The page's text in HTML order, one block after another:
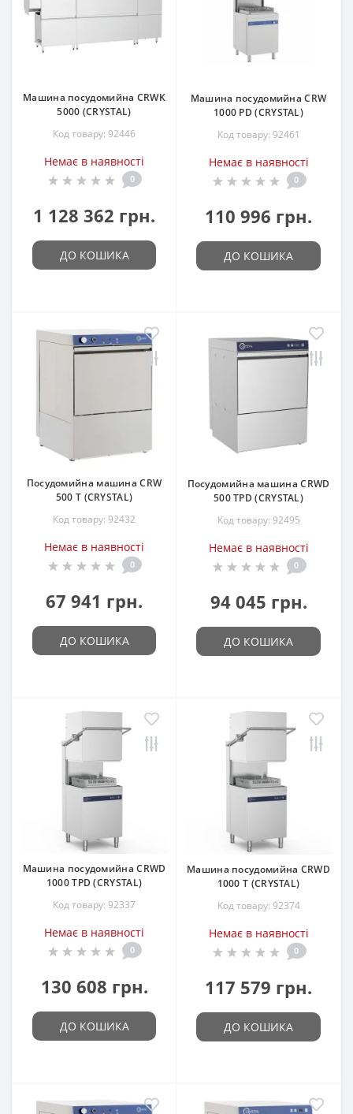
Машина посудомийна CRWK
5000 (CRYSTAL)
Код товару: 92446
Немає в наявності
0
1 128 362 грн.
ДО КОШИКА
Машина посудомийна CRW
1000 PD (CRYSTAL)
Код товару: 92461
Немає в наявності
0
110 996 грн.
ДО КОШИКА
Посудомийна машина CRW
500 T (CRYSTAL)
Код товару: 92432
Немає в наявності
0
67 941 грн.
ДО КОШИКА
Посудомийна машина CRWD
500 TPD (CRYSTAL)
Код товару: 92495
Немає в наявності
0
94 045 грн.
ДО КОШИКА
Машина посудомийна CRWD
1000 TPD (CRYSTAL)
Код товару: 92337
Немає в наявності
0
130 608 грн.
ДО КОШИКА
Машина посудомийна CRWD
1000 T (CRYSTAL)
Код товару: 92374
Немає в наявності
0
117 579 грн.
ДО КОШИКА